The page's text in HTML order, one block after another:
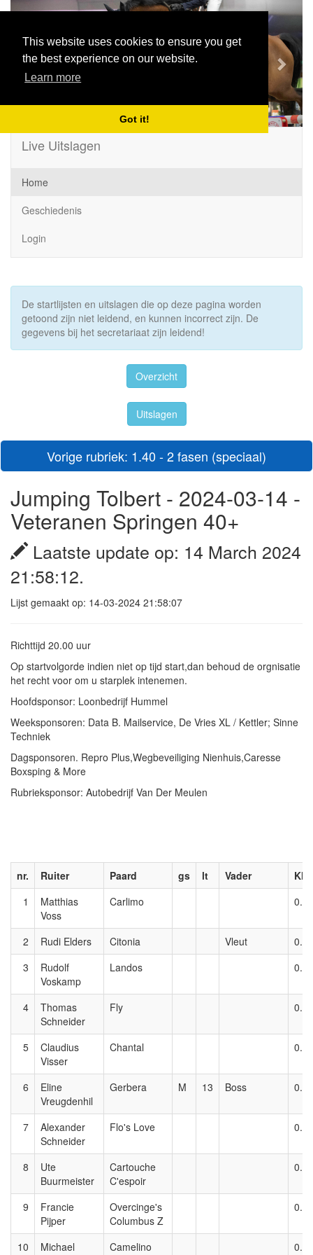
This website uses cookies to ensure you get
the best experience on our website.
Learn more
Got it!
Previous Next
Live Uitslagen
Home
Geschiedenis
Login
De startlijsten en uitslagen die op deze pagina worden
getoond zijn niet leidend, en kunnen incorrect zijn. De
gegevens bij het secretariaat zijn leidend!
Overzicht
Uitslagen
Vorige rubriek: 1.40 - 2 fasen (speciaal)
Jumping Tolbert - 2024-03-14 -
Veteranen Springen 40+
Laatste update op: 14 March 2024
21:58:12.
Lijst gemaakt op: 14-03-2024 21:58:07
Richttijd 20.00 uur
Op startvolgorde indien niet op tijd start,dan behoud de orgnisatie
het recht voor om u starplek intenemen.
Hoofdsponsor: Loonbedrijf Hummel
Weeksponsoren: Data B. Mailservice, De Vries XL / Kettler; Sinne
Techniek
Dagsponsoren. Repro Plus,Wegbeveiliging Nienhuis,Caresse
Boxsping & More
Rubrieksponsor: Autobedrijf Van Der Meulen
nr. Ruiter Paard gs lt Vader
Kl.
1
Matthias
Voss
Carlimo 0.80
2 Rudi Elders Citonia Vleut
0.80
3
Rudolf
Voskamp
Landos 0.80
4
Thomas
Schneider
Fly 0.80
5
Claudius
Visser
Chantal 0.80
6
Eline
Vreugdenhil
Gerbera M 13 Boss 0.80
7
Alexander
Schneider
Flo's Love 0.80
8
Ute
Buurmeister
Cartouche
C'espoir
0.80
9
Francie
Pijper
Overcinge's
Columbus Z
0.80
10
Michael
Camelino 0.80